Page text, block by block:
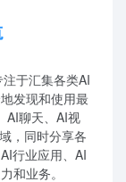
于汇集各类AI
发现和使用最
AI聊天、AI视
，同时分享各
行业应用、AI
和业务。